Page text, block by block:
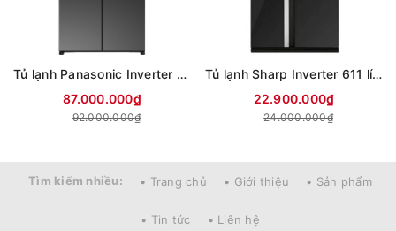
Tủ lạnh Panasonic Inverter 650 lít PRIME+ Edition Multi Door NR-WY720ZMMV
87.000.000₫
92.000.000₫
Tủ lạnh Sharp Inverter 611 lít Multi Door SJ-FXPI700VG-BK
22.900.000₫
24.000.000₫
Tìm kiếm nhiều: • Trang chủ • Giới thiệu • Sản phẩm
• Tin tức • Liên hệ